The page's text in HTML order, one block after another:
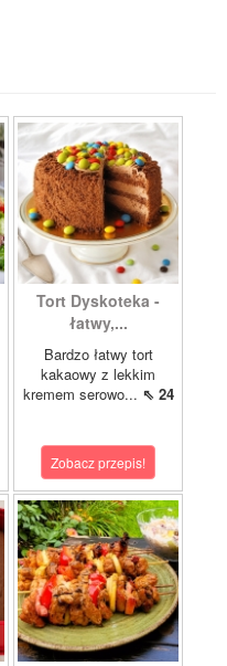
Tort Dyskoteka -
łatwy,...
Bardzo łatwy tort
kakaowy z lekkim
kremem serowo... ⇖ 24
Zobacz przepis!